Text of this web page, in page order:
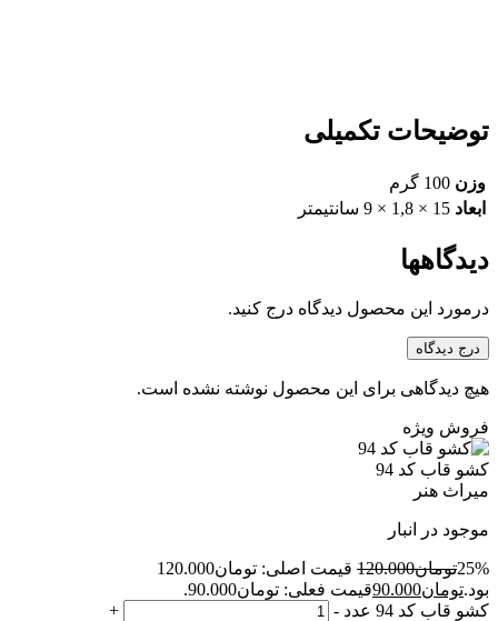
توضیحات تکمیلی
وزن 100 گرم
ابعاد 15 × 1,8 × 9 سانتیمتر
دیدگاهها
درمورد این محصول دیدگاه درج کنید.
درج دیدگاه
هیچ دیدگاهی برای این محصول نوشته نشده است.
فروش ویژه
کشو قاب کد 94
میراث هنر
موجود در انبار
25%تومان120.000
قیمت اصلی: تومان120.000
بود.تومان90.000قیمت فعلی: تومان90.000.
کشو قاب کد 94 عدد
-
+